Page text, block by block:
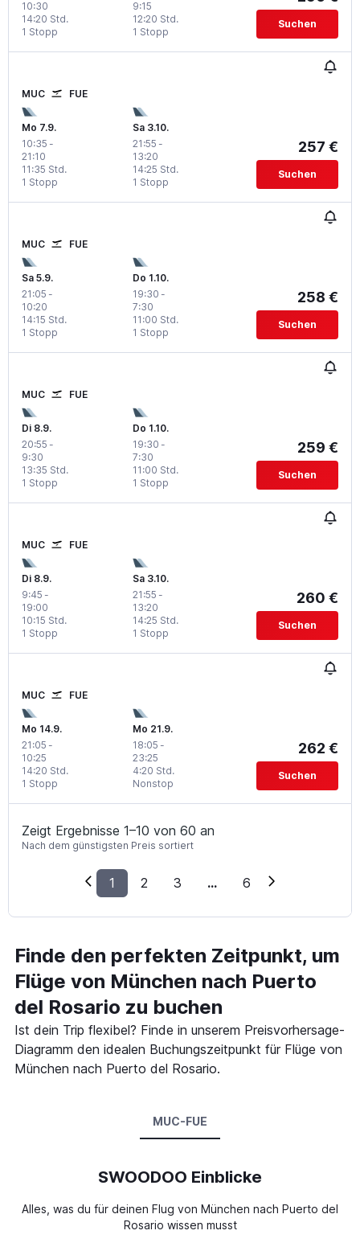
10:30
1 Stopp
14:20 Std.
9:15
1 Stopp
12:20 Std. Suchen
MUC FUE
Mo 7.9.
10:35 -
21:10
1 Stopp
11:35 Std.
Sa 3.10.
21:55 -
13:20
1 Stopp
14:25 Std.
257 €
Suchen
MUC FUE
Sa 5.9.
21:05 -
10:20
1 Stopp
14:15 Std.
Do 1.10.
19:30 -
7:30
1 Stopp
11:00 Std.
258 €
Suchen
MUC FUE
Di 8.9.
20:55 -
9:30
1 Stopp
13:35 Std.
Do 1.10.
19:30 -
7:30
1 Stopp
11:00 Std.
259 €
Suchen
MUC FUE
Di 8.9.
9:45 -
19:00
1 Stopp
10:15 Std.
Sa 3.10.
21:55 -
13:20
1 Stopp
14:25 Std.
260 €
Suchen
MUC FUE
Mo 14.9.
21:05 -
10:25
1 Stopp
14:20 Std.
Mo 21.9.
18:05 -
23:25
Nonstop
4:20 Std.
262 €
Suchen
Zeigt Ergebnisse 1–10 von 60 an
Nach dem günstigsten Preis sortiert
1 2 3 ... 6
Finde den perfekten Zeitpunkt, um
Flüge von München nach Puerto
del Rosario zu buchen
Ist dein Trip flexibel? Finde in unserem Preisvorhersage-
Diagramm den idealen Buchungszeitpunkt für Flüge von
München nach Puerto del Rosario.
MUC-FUE
SWOODOO Einblicke
Alles, was du für deinen Flug von München nach Puerto del
Rosario wissen musst